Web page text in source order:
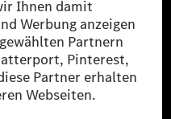
Daimler AG)
AG gehören wir zu
und Luxus-Pkw
Mobility AG bietet
und –miete,
rund um Laden